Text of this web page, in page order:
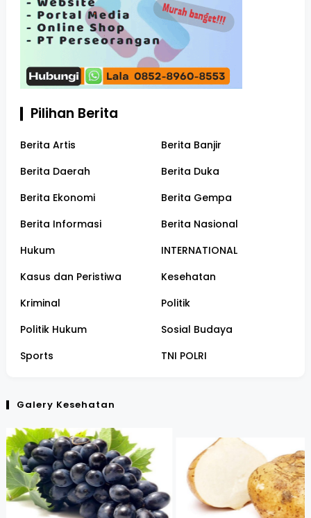
Pilihan Berita
Berita Artis
Berita Banjir
Berita Daerah
Berita Duka
Berita Ekonomi
Berita Gempa
Berita Informasi
Berita Nasional
Hukum
INTERNATIONAL
Kasus dan Peristiwa
Kesehatan
Kriminal
Politik
Politik Hukum
Sosial Budaya
Sports
TNI POLRI
Galery Kesehatan